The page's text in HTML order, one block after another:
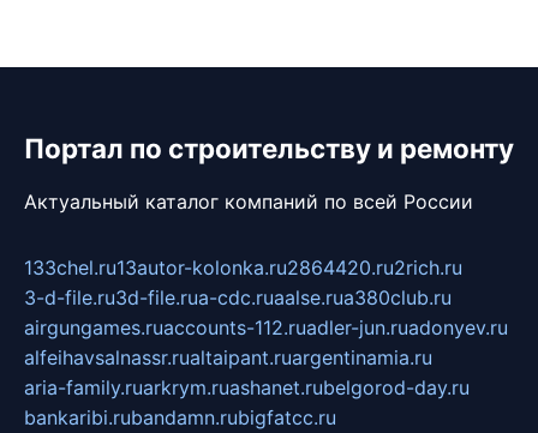
Портал по строительству и ремонту
Актуальный каталог компаний по всей России
133chel.ru13autor-kolonka.ru2864420.ru2rich.ru
3-d-file.ru3d-file.rua-cdc.ruaalse.rua380club.ru
airgungames.ruaccounts-112.ruadler-jun.ruadonyev.ru
alfeihavsalnassr.rualtaipant.ruargentinamia.ru
aria-family.ruarkrym.ruashanet.rubelgorod-day.ru
bankaribi.rubandamn.rubigfatcc.ru